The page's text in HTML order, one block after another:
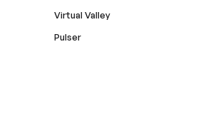
Virtual Valley
Pulser